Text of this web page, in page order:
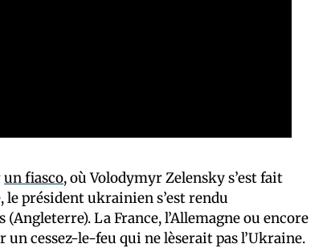
un fiasco, où Volodymyr Zelensky s’est fait
président ukrainien s’est rendu
(Angleterre). La France, l’Allemagne ou encore
un cessez-le-feu qui ne lèserait pas l’Ukraine.